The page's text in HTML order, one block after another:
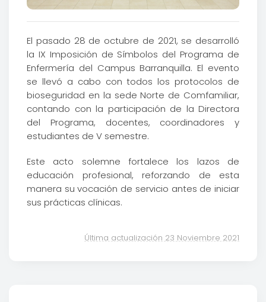
El pasado 28 de octubre de 2021, se desarrolló
la IX Imposición de Símbolos del Programa de
Enfermería del Campus Barranquilla. El evento
se llevó a cabo con todos los protocolos de
bioseguridad en la sede Norte de Comfamiliar,
contando con la participación de la Directora
del Programa, docentes, coordinadores y
estudiantes de V semestre.
Este acto solemne fortalece los lazos de
educación profesional, reforzando de esta
manera su vocación de servicio antes de iniciar
sus prácticas clínicas.
Última actualización 23 Noviembre 2021